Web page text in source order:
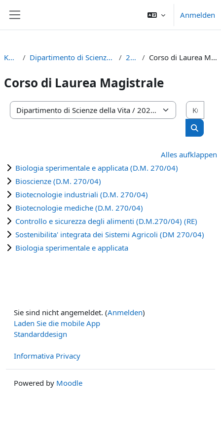
Anmelden
Kurse Dipartimento di Scienze della Vita 2023 Corso di Laurea Magistrale
Corso di Laurea Magistrale
Kursbereiche
Kurse
Alles aufklappen
Biologia sperimentale e applicata (D.M. 270/04)
Bioscienze (D.M. 270/04)
Biotecnologie industriali (D.M. 270/04)
Biotecnologie mediche (D.M. 270/04)
Controllo e sicurezza degli alimenti (D.M.270/04) (RE)
Sostenibilita' integrata dei Sistemi Agricoli (DM 270/04)
Biologia sperimentale e applicata
Sie sind nicht angemeldet. (Anmelden)
Laden Sie die mobile App
Standarddesign
Informativa Privacy
Powered by Moodle